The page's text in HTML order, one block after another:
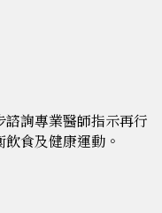
詢專業醫師指示再行
食及健康運動。